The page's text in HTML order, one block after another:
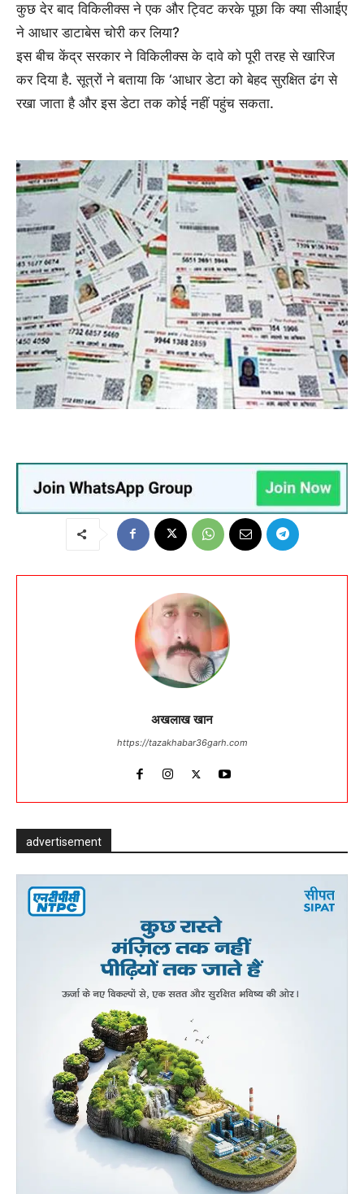
कुछ देर बाद विकिलीक्स ने एक और ट्विट करके पूछा कि क्या सीआईए
ने आधार डाटाबेस चोरी कर लिया?
इस बीच केंद्र सरकार ने विकिलीक्स के दावे को पूरी तरह से खारिज
कर दिया है. सूत्रों ने बताया कि ‘आधार डेटा को बेहद सुरक्षित ढंग से
रखा जाता है और इस डेटा तक कोई नहीं पहुंच सकता.
अखलाख खान
https://tazakhabar36garh.com
advertisement